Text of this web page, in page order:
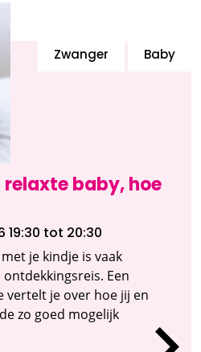
relaxte baby, hoe
Zwanger Baby
19:30 tot 20:30
je kindje is vaak
Een
vertelt je over hoe jij en
zo goed mogelijk